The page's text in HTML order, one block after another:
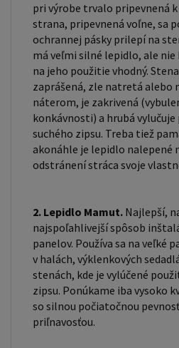
pri výrobe trvalo pripevnená k
strana, pripevnená voľne, sa
ochrannej pásky prilepí na
má veľmi silné lepidlo, ale nie
na jeho použitie vhodný.
zaprášená, zle natretá alebo
náterom, je zakrivená
konkávnosti) a hrubá
suchého zipsu. Treba tiež
akonáhle je lepidlo nalepené
odstránení stráca svoje
2. Lepidlo Mamut. Najlepší,
najspoľahlivejší spôsob
panelov. Používa sa na veľké
v halách, výklenkových
stenách, kde je vylúčené
zipsu. Ponúkame iba vysoko
so silnou počiatočnou
priľnavosťou.